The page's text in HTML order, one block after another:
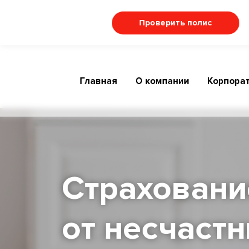
Проверить полис
Главная О компании
от